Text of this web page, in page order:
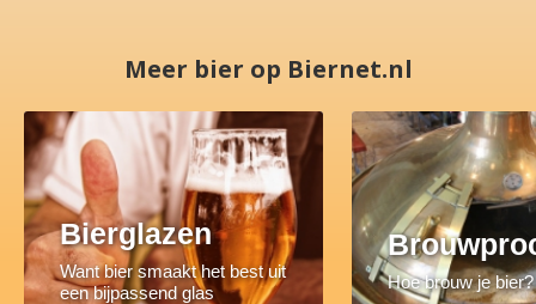
Meer bier op Biernet.nl
Bierglazen
Want bier smaakt het best uit
een bijpassend glas
Hoe brouw je bier?